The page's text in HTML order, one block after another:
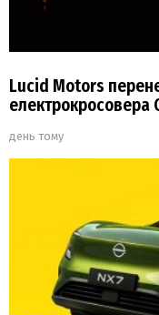
Lucid Motors
електрокросовера
день тому